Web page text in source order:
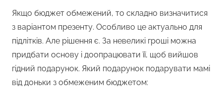
Якщо бюджет обмежений, то складно визначитися
з варіантом презенту. Особливо це актуально для
підлітків. Але рішення є. За невеликі гроші можна
придбати основу і доопрацювати її, щоб вийшов
гідний подарунок. Який подарунок подарувати мамі
від доньки з обмеженим бюджетом: